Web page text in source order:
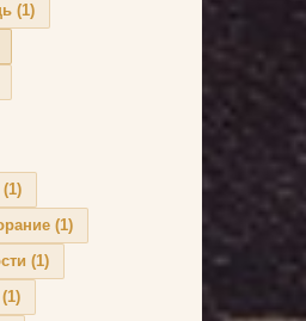
(1)
(1)
(1)
(1)
(1)